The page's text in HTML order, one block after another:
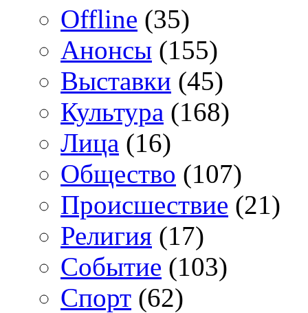
Offline (35)
Анонсы (155)
Выставки (45)
Культура (168)
Лица (16)
Общество (107)
Происшествие (21)
Религия (17)
Событие (103)
Спорт (62)